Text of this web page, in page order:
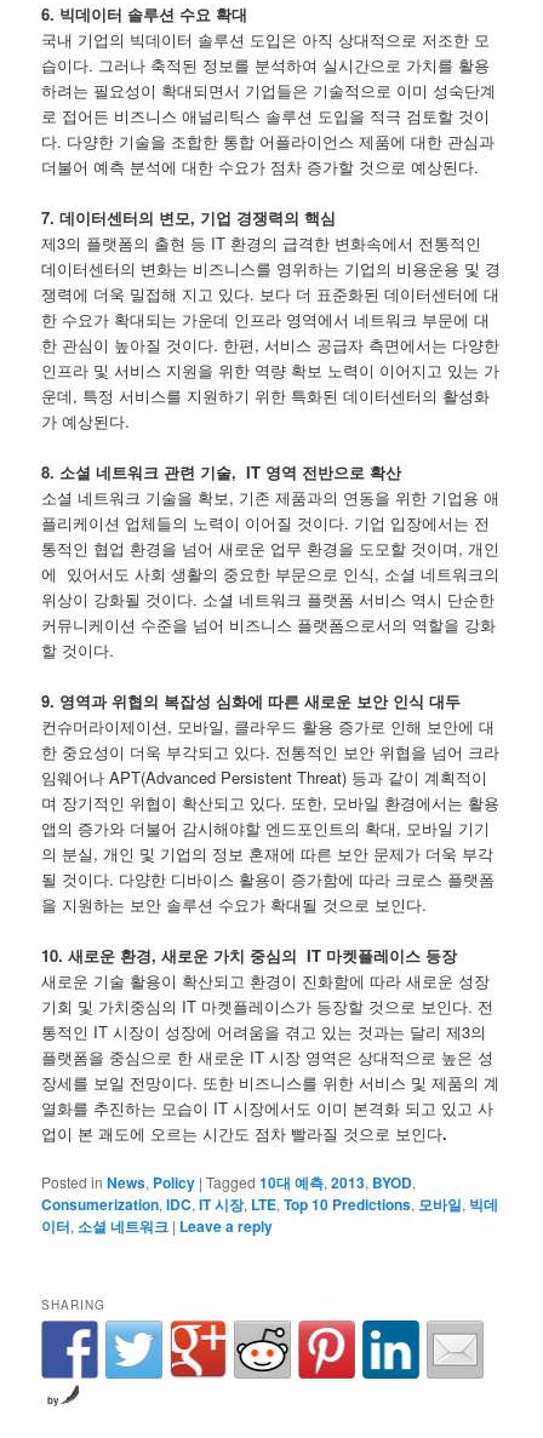
6. 빅데이터 솔루션 수요 확대
국내 기업의 빅데이터 솔루션 도입은 아직 상대적으로 저조한 모
습이다. 그러나 축적된 정보를 분석하여 실시간으로 가치를 활용
하려는 필요성이 확대되면서 기업들은 기술적으로 이미 성숙단계
로 접어든 비즈니스 애널리틱스 솔루션 도입을 적극 검토할 것이
다. 다양한 기술을 조합한 통합 어플라이언스 제품에 대한 관심과
더불어 예측 분석에 대한 수요가 점차 증가할 것으로 예상된다.
7. 데이터센터의 변모, 기업 경쟁력의 핵심
제3의 플랫폼의 출현 등 IT 환경의 급격한 변화속에서 전통적인
데이터센터의 변화는 비즈니스를 영위하는 기업의 비용운용 및 경
쟁력에 더욱 밀접해 지고 있다. 보다 더 표준화된 데이터센터에 대
한 수요가 확대되는 가운데 인프라 영역에서 네트워크 부문에 대
한 관심이 높아질 것이다. 한편, 서비스 공급자 측면에서는 다양한
인프라 및 서비스 지원을 위한 역량 확보 노력이 이어지고 있는 가
운데, 특정 서비스를 지원하기 위한 특화된 데이터센터의 활성화
가 예상된다.
8. 소셜 네트워크 관련 기술, IT 영역 전반으로 확산
소셜 네트워크 기술을 확보, 기존 제품과의 연동을 위한 기업용 애
플리케이션 업체들의 노력이 이어질 것이다. 기업 입장에서는 전
통적인 협업 환경을 넘어 새로운 업무 환경을 도모할 것이며, 개인
에 있어서도 사회 생활의 중요한 부문으로 인식, 소셜 네트워크의
위상이 강화될 것이다. 소셜 네트워크 플랫폼 서비스 역시 단순한
커뮤니케이션 수준을 넘어 비즈니스 플랫폼으로서의 역할을 강화
할 것이다.
9. 영역과 위협의 복잡성 심화에 따른 새로운 보안 인식 대두
컨슈머라이제이션, 모바일, 클라우드 활용 증가로 인해 보안에 대
한 중요성이 더욱 부각되고 있다. 전통적인 보안 위협을 넘어 크라
임웨어나 APT(Advanced Persistent Threat) 등과 같이 계획적이
며 장기적인 위협이 확산되고 있다. 또한, 모바일 환경에서는 활용
앱의 증가와 더불어 감시해야할 엔드포인트의 확대, 모바일 기기
의 분실, 개인 및 기업의 정보 혼재에 따른 보안 문제가 더욱 부각
될 것이다. 다양한 디바이스 활용이 증가함에 따라 크로스 플랫폼
을 지원하는 보안 솔루션 수요가 확대될 것으로 보인다.
10. 새로운 환경, 새로운 가치 중심의 IT 마켓플레이스 등장
새로운 기술 활용이 확산되고 환경이 진화함에 따라 새로운 성장
기회 및 가치중심의 IT 마켓플레이스가 등장할 것으로 보인다. 전
통적인 IT 시장이 성장에 어려움을 겪고 있는 것과는 달리 제3의
플랫폼을 중심으로 한 새로운 IT 시장 영역은 상대적으로 높은 성
장세를 보일 전망이다. 또한 비즈니스를 위한 서비스 및 제품의 계
열화를 추진하는 모습이 IT 시장에서도 이미 본격화 되고 있고 사
업이 본 괘도에 오르는 시간도 점차 빨라질 것으로 보인다.
Posted in News, Policy |Tagged 10대 예측,2013, BYOD,
Consumerization,IDC,IT 시장, LTE,Top 10 Predictions, 모바일, 빅데
이터, 소셜 네트워크 | Leave a reply
SHARING
by